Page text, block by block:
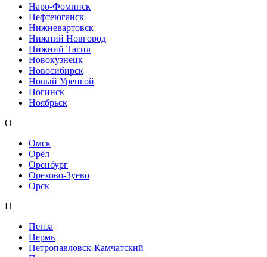
Наро-Фоминск
Нефтеюганск
Нижневартовск
Нижний Новгород
Нижний Тагил
Новокузнецк
Новосибирск
Новый Уренгой
Ногинск
Ноябрьск
О
Омск
Орёл
Оренбург
Орехово-Зуево
Орск
П
Пенза
Пермь
Петропавловск-Камчатский